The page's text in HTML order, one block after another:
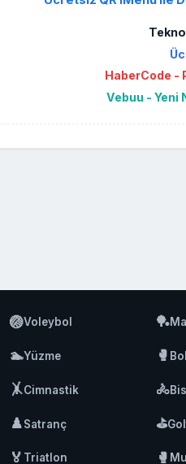
HaberCode -
Vebuu - Yeni
🏐Voleybol 🏓
🏊Yüzme 🥊
🤸Cimnastik 🚴
♟️Satranç ⛳
🏅 Triatlon 🥊